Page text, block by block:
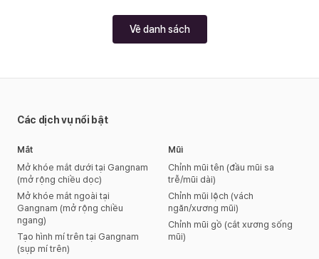
Về danh sách
Các dịch vụ nổi bật
Mắt
Mở khóe mắt dưới tại Gangnam
(mở rộng chiều dọc)
Mở khóe mắt ngoài tại
Gangnam (mở rộng chiều
ngang)
Tạo hình mí trên tại Gangnam
(sụp mí trên)
Mũi
Chỉnh mũi tên (đầu mũi sa
trễ/mũi dài)
Chỉnh mũi lệch (vách
ngăn/xương mũi)
Chỉnh mũi gồ (cắt xương sống
mũi)